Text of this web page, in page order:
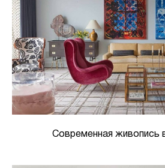
Современная живопись